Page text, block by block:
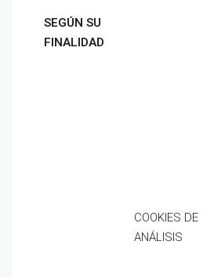
SEGÚN SU
FINALIDAD
COOKIES DE
ANÁLISIS